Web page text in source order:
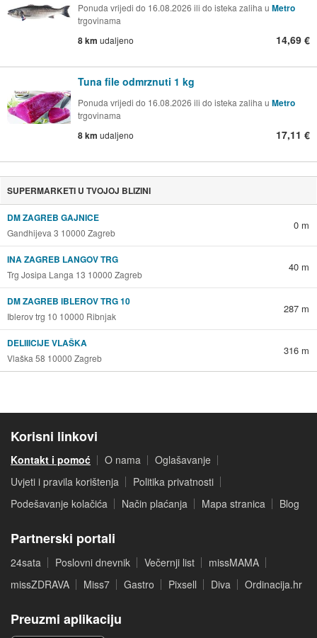
Ponuda vrijedi do 16.08.2026 ili do isteka zaliha u Metro
trgovinama
8 km udaljeno 14,69 €
Tuna file odmrznuti 1 kg
Ponuda vrijedi do 16.08.2026 ili do isteka zaliha u Metro
trgovinama
8 km udaljeno 17,11 €
SUPERMARKETI U TVOJOJ BLIZINI
DM ZAGREB GAJNICE
Gandhijeva 3 10000 Zagreb
0 m
INA ZAGREB LANGOV TRG
Trg Josipa Langa 13 10000 Zagreb
40 m
DM ZAGREB IBLEROV TRG 10
Iblerov trg 10 10000 Ribnjak
287 m
DELIIICIJE VLAŠKA
Vlaška 58 10000 Zagreb
316 m
Korisni linkovi
Kontakt i pomoć O nama
Oglašavanje
Uvjeti i pravila korištenja
Politika privatnosti
Podešavanje kolačića
Način plaćanja Mapa stranica Blog
Partnerski portali
24sata Poslovni dnevnik Večernji list
missMAMA
missZDRAVA
Miss7 Gastro Pixsell Diva Ordinacija.hr
Preuzmi aplikaciju